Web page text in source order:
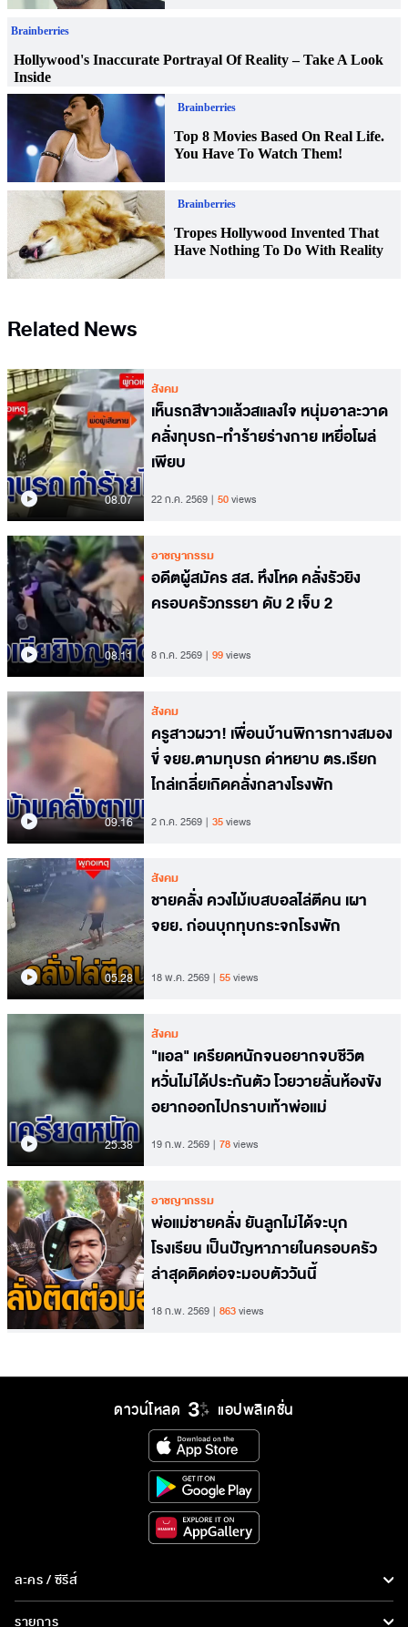
Related News
08.07
สังคม
เห็นรถสีขาวแล้วสแลงใจ หนุ่มอาละวาด
คลั่งทุบรถ-ทำร้ายร่างกาย เหยื่อโผล่
เพียบ
22 ก.ค. 2569 50views
08.11
อาชญากรรม
อดีตผู้สมัคร สส. หึงโหด คลั่งรัวยิง
ครอบครัวภรรยา ดับ 2 เจ็บ 2
8 ก.ค. 2569 99views
09.16
สังคม
ครูสาวผวา! เพื่อนบ้านพิการทางสมอง
ขี่ จยย.ตามทุบรถ ด่าหยาบ ตร.เรียก
ไกล่เกลี่ยเกิดคลั่งกลางโรงพัก
2 ก.ค. 2569 35views
05.28
สังคม
ชายคลั่ง ควงไม้เบสบอลไล่ตีคน เผา
จยย. ก่อนบุกทุบกระจกโรงพัก
18 พ.ค. 2569 55views
25.38
สังคม
"แอล" เครียดหนักจนอยากจบชีวิต
หวั่นไม่ได้ประกันตัว โวยวายลั่นห้องขัง
อยากออกไปกราบเท้าพ่อแม่
19 ก.พ. 2569 78views
อาชญากรรม
พ่อแม่ชายคลั่ง ยันลูกไม่ได้จะบุก
โรงเรียน เป็นปัญหาภายในครอบครัว
ล่าสุดติดต่อจะมอบตัววันนี้
18 ก.พ. 2569 863views
ดาวน์โหลด แอปพลิเคชั่น
ละคร / ซีรีส์
ละคร/ซีรีส์
รายการ